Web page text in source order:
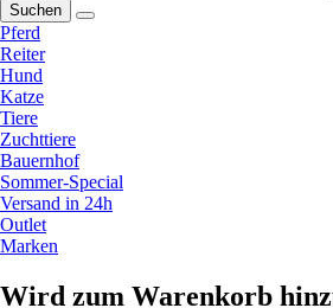
Suchen
Pferd
Reiter
Hund
Katze
Tiere
Zuchttiere
Bauernhof
Sommer-Special
Versand in 24h
Outlet
Marken
Wird zum Warenkorb